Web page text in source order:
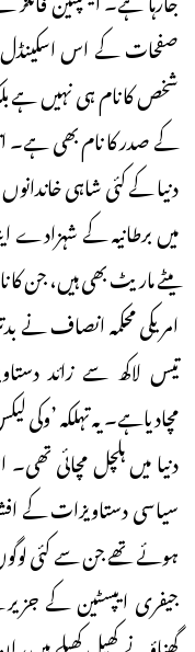
صفحات کے اس
شخص کا نام ہی نہیں ہے
کے صدر کا نام بھی ہے۔
دنیا کے کئی شاہی
میں برطانیہ کے شہزادے
میٹے ماریٹ بھی ہیں، جن
امریکی محکمہ انصاف نے
تیس لاکھ سے زائد
مچادیاہے۔ یہ تہلکہ
دنیا میں ہلچل مچائی
سیاسی دستاویزات کے
ہوئے تھے جن سے کئی
جیفری ایپسٹین کے